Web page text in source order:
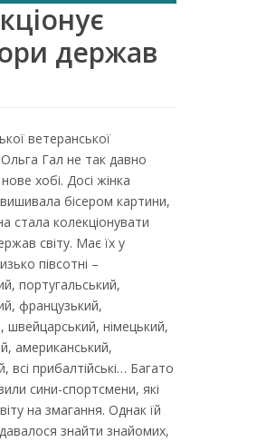
держав
ветеранської
Ольга Гал не так давно
хобі. Досі жінка
бісером картини,
стала колекціонувати
світу. Має їх у
півсотні –
португальський,
французький,
швейцарський, німецький,
американський,
всі прибалтійські… Багато
сини-спортсмени, які
на змагання. Однак їй
знайти знайомих,